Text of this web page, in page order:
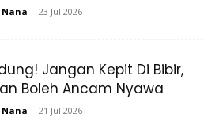
yang mendapat kelulusan Jabatan
(JAKIM) untuk memeriksa status
Nana - 23 Jul 2026
Jangan Kepit Di Bibir,
Boleh Ancam Nyawa
Nana - 21 Jul 2026